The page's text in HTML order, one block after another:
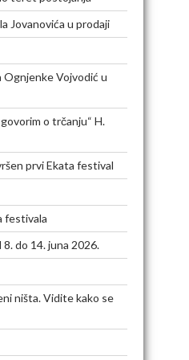
Jovanovića u prodaji
Ognjenke Vojvodić u
o trčanju“ H.
prvi Ekata festival
festivala
do 14. juna 2026.
ništa. Vidite kako se